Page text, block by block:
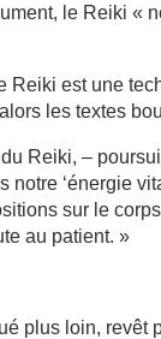
le Reiki «
Reiki est une
les textes
Reiki, –
notre ‘énergie
sur le
au patient. »
plus loin, revêt